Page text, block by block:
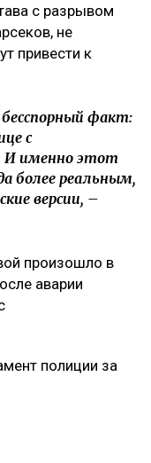
с разрывом
не
привести к
факт:
с
именно этот
более реальным,
версии, –
произошло в
аварии
полиции за